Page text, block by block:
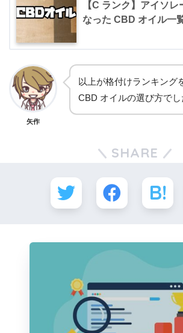
【C ランク】アイソ
なった CBD オイル一
矢作
以上が格付けランキング
CBD オイルの選び方でし
SHARE